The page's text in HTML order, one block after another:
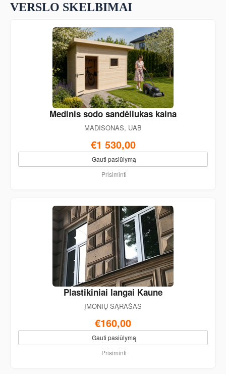
VERSLO SKELBIMAI
Medinis sodo sandėliukas kaina
MADISONAS, UAB
€1 530,00
Gauti pasiūlymą
Prisiminti
Plastikiniai langai Kaune
ĮMONIŲ SĄRAŠAS
€160,00
Gauti pasiūlymą
Prisiminti